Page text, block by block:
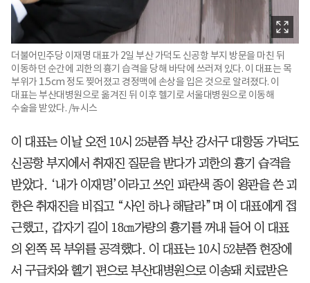
더불어민주당 이재명 대표가 2일 부산 가덕도 신공항 부지 방문을 마친 뒤
이동하던 순간에 괴한의 흉기 습격을 당해 바닥에 쓰러져 있다. 이 대표는 목
부위가 1.5cm 정도 찢어졌고 경정맥에 손상을 입은 것으로 알려졌다. 이
대표는 부산대병원으로 옮겨진 뒤 이후 헬기로 서울대병원으로 이동해
수술을 받았다. /뉴시스
이 대표는 이날 오전 10시 25분쯤 부산 강서구 대항동 가덕도
신공항 부지에서 취재진 질문을 받다가 괴한의 흉기 습격을
받았다. ‘내가 이재명’이라고 쓰인 파란색 종이 왕관을 쓴 괴
한은 취재진을 비집고 “사인 하나 해달라”며 이 대표에게 접
근했고, 갑자기 길이 18㎝가량의 흉기를 꺼내 들어 이 대표
의 왼쪽 목 부위를 공격했다. 이 대표는 10시 52분쯤 현장에
서 구급차와 헬기 편으로 부산대병원으로 이송돼 치료받은